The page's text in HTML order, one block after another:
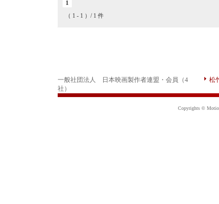
1
（ 1 - 1 ）/ 1 件
一般社団法人 日本映画製作者連盟・会員（4
社）
松
Copyrights ©